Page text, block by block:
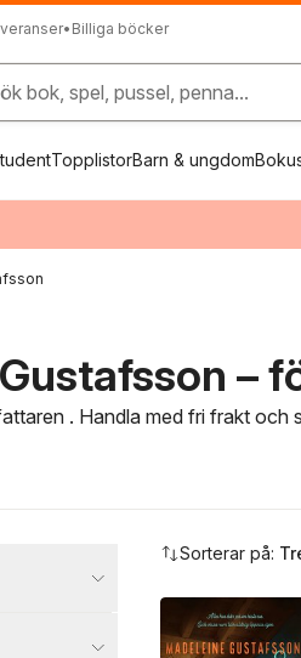
• Billiga böcker
bok, spel, pussel, penna...
TopplistorBarn & ungdom
–
. Handla med fri frakt och
Sorterar på: